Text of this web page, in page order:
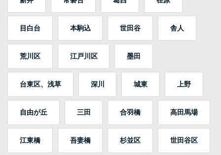
目白台 本駒込 世田谷 舎人
荒川区 江戸川区 墨田
台東区、浅草 深川 城東 上野
自由が丘 三田 合羽橋 高田馬場
江東橋 吾妻橋 杉並区 世田谷区